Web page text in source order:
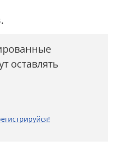
оставлять